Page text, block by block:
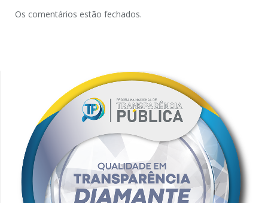
Os comentários estão fechados.